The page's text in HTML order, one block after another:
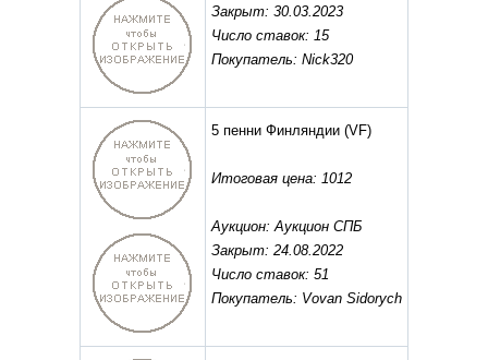
Закрыт: 30.03.2023
Число ставок: 15
Покупатель: Nick320
5 пенни Финляндии (VF)
Итоговая цена: 1012
Аукцион: Аукцион СПБ
Закрыт: 24.08.2022
Число ставок: 51
Покупатель: Vovan Sidorych